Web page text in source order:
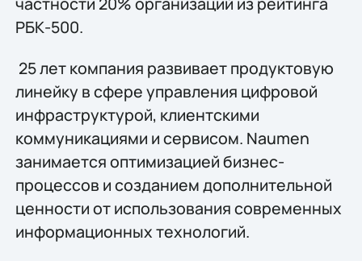
РБК-500.
25 лет компания развивает продуктовую
линейку в сфере управления цифровой
инфраструктурой, клиентскими
коммуникациями и сервисом. Naumen
занимается оптимизацией бизнес-
процессов и созданием дополнительной
ценности от использования современных
информационных технологий.